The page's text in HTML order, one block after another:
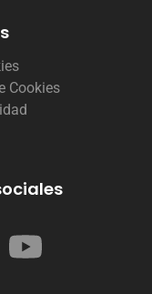
Cookies